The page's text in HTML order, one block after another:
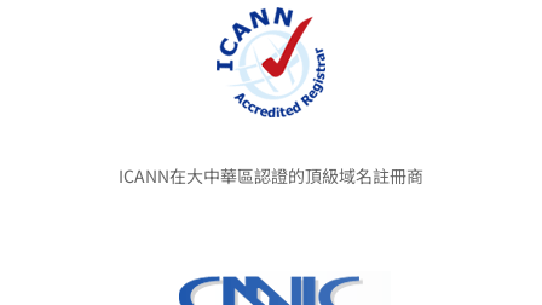
ICANN在大中華區認證的頂級域名註冊商